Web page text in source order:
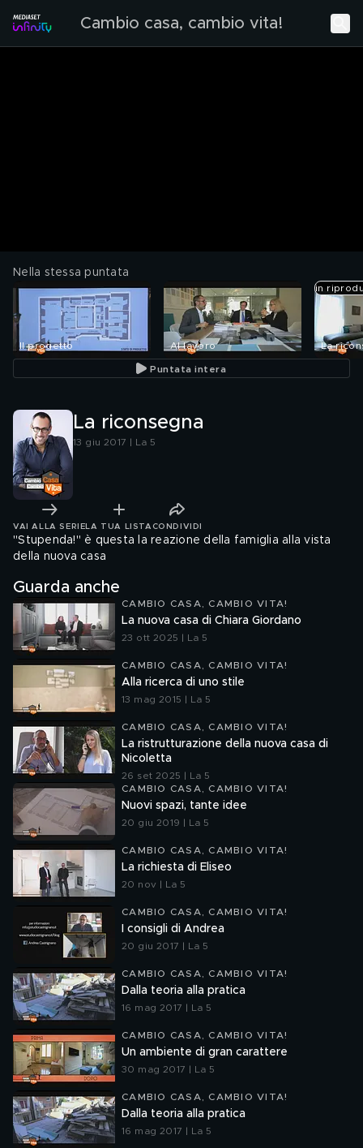
Cambio casa, cambio vita!
Nella stessa puntata
Il progetto Al lavoro
in
La
Puntata intera
La riconsegna
13 giu 2017 | La 5
VAI ALLA SERIE LA TUA LISTA CONDIVIDI
"Stupenda!" è questa la reazione della famiglia alla vista
della nuova casa
Guarda anche
CAMBIO CASA, CAMBIO VITA!
La nuova casa di Chiara Giordano
23 ott 2025 | La 5
CAMBIO CASA, CAMBIO VITA!
Alla ricerca di uno stile
13 mag 2015 | La 5
CAMBIO CASA, CAMBIO VITA!
La ristrutturazione della nuova casa di
Nicoletta
26 set 2025 | La 5
CAMBIO CASA, CAMBIO VITA!
Nuovi spazi, tante idee
20 giu 2019 | La 5
CAMBIO CASA, CAMBIO VITA!
La richiesta di Eliseo
20 nov | La 5
CAMBIO CASA, CAMBIO VITA!
I consigli di Andrea
20 giu 2017 | La 5
CAMBIO CASA, CAMBIO VITA!
Dalla teoria alla pratica
16 mag 2017 | La 5
CAMBIO CASA, CAMBIO VITA!
Un ambiente di gran carattere
30 mag 2017 | La 5
CAMBIO CASA, CAMBIO VITA!
Dalla teoria alla pratica
16 mag 2017 | La 5